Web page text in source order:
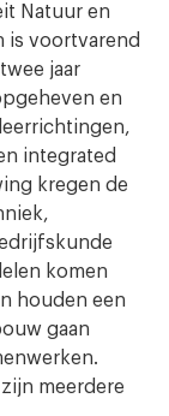
Natuur en
is voortvarend
jaar
en
integrated
kregen de
komen
houden een
gaan
meerdere